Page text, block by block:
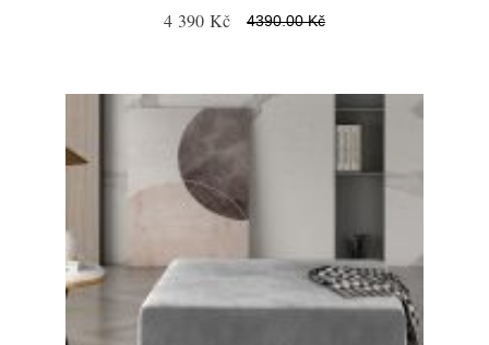
4 390 Kč 4390.00 Kč